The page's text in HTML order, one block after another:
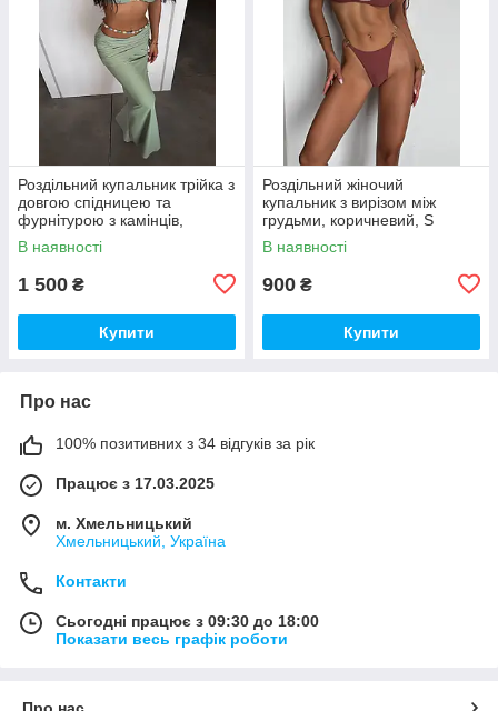
Роздільний купальник трійка з
довгою спідницею та
фурнітурою з камінців,
фісташка, S
В наявності
1 500 ₴
Купити
Роздільний жіночий
купальник з вирізом між
грудьми, коричневий, S
В наявності
900 ₴
Купити
Про нас
100% позитивних з 34 відгуків за рік
Працює з 17.03.2025
м. Хмельницький
Хмельницький, Україна
Контакти
Сьогодні працює з 09:30 до 18:00
Показати весь графік роботи